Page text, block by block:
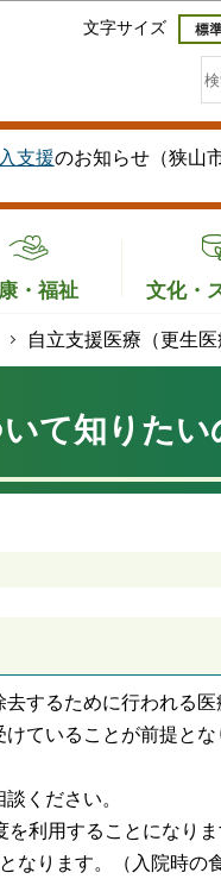
このページの本文
文字サイズ
支援のお知らせ（狭山
・福祉 文化・
自立支援医療（更生
て知りたい
するために行われる
ていることが前提と
ください。
利用することになりま
なります。（入院時の